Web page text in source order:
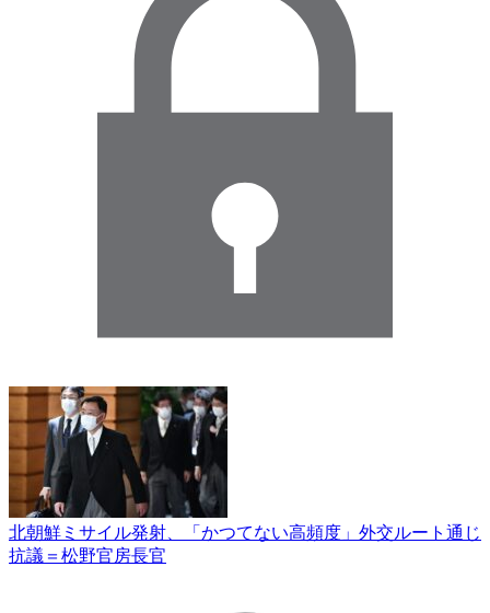
北朝鮮ミサイル発射、「かつてない高頻度」外交ルート通じ
抗議＝松野官房長官